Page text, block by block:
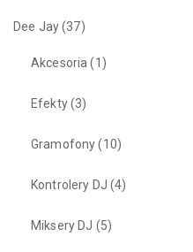
Dee Jay(37)
Akcesoria (1)
Efekty(3)
Gramofony(10)
Kontrolery DJ (4)
Miksery DJ (5)